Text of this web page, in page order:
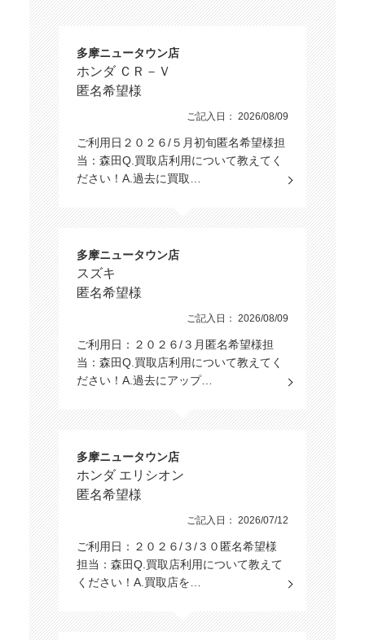
多摩ニュータウン店
ホンダ ＣＲ－Ｖ
匿名希望様
ご記入日： 2026/08/09
ご利用日２０２６/５月初旬匿名希望様担
当：森田Q.買取店利用について教えてく
ださい！A.過去に買取…
多摩ニュータウン店
スズキ
匿名希望様
ご記入日： 2026/08/09
ご利用日：２０２６/３月匿名希望様担
当：森田Q.買取店利用について教えてく
ださい！A.過去にアップ…
多摩ニュータウン店
ホンダ エリシオン
匿名希望様
ご記入日： 2026/07/12
ご利用日：２０２６/３/３０匿名希望様
担当：森田Q.買取店利用について教えて
ください！A.買取店を…